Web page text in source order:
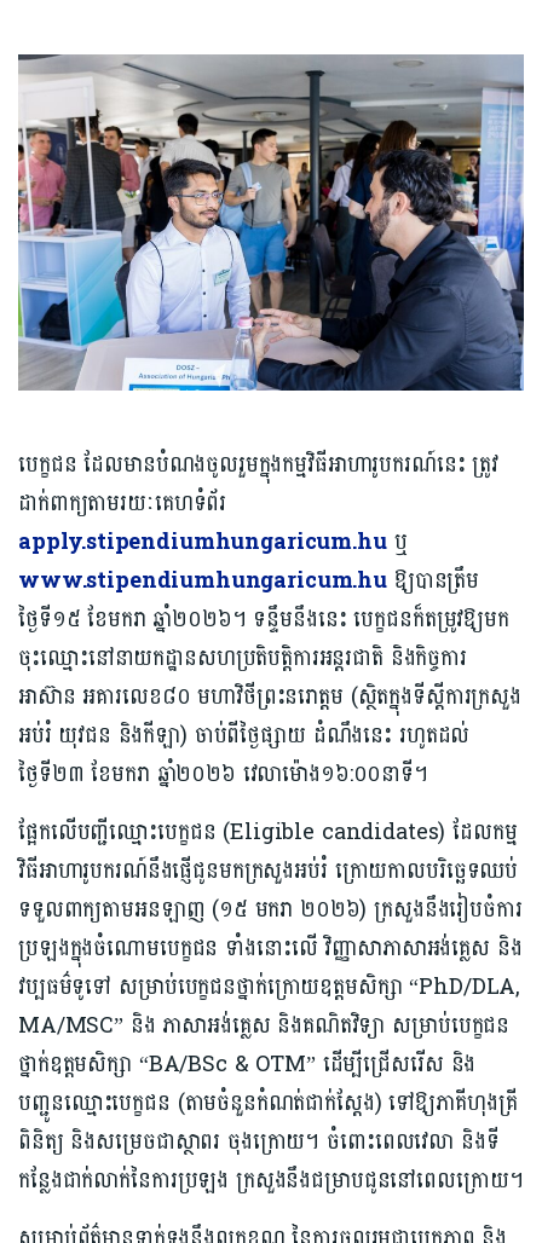
បេក្ខជន ដែលមានបំណងចូលរួមក្នុងកម្មវិធីអាហារូបករណ៍នេះ ត្រូវ
ដាក់ពាក្យតាមរយៈគេហទំព័រ
apply.stipendiumhungaricum.huឬ
www.stipendiumhungaricum.huឱ្យបានត្រឹម
ថ្ងៃទី១៥ ខែមករា ឆ្នាំ២០២៦។ ទន្ទឹមនឹងនេះ បេក្ខជនក៏តម្រូវឱ្យមក
ចុះឈ្មោះនៅនាយកដ្ឋានសហប្រតិបត្តិការអន្តរជាតិ និងកិច្ចការ
អាស៊ាន អគារលេខ៨០ មហាវិថីព្រះនរោត្តម (ស្ថិតក្នុងទីស្តីការក្រសួង
អប់រំ យុវជន និងកីឡា) ចាប់ពីថ្ងៃផ្សាយ ដំណឹងនេះ រហូតដល់
ថ្ងៃទី២៣ ខែមករា ឆ្នាំ២០២៦ វេលាម៉ោង១៦:០០នាទី។
ផ្អែកលើបញ្ជីឈ្មោះបេក្ខជន (Eligible candidates) ដែលកម្ម
វិធីអាហារូបករណ៍នឹងផ្ញើជូនមកក្រសួងអប់រំ ក្រោយកាលបរិច្ឆេទឈប់
ទទួលពាក្យតាមអនឡាញ (១៥ មករា ២០២៦) ក្រសួងនឹងរៀបចំការ
ប្រឡងក្នុងចំណោមបេក្ខជន ទាំងនោះលើ វិញ្ញាសាភាសាអង់គ្លេស និង
វប្បធម៌ទូទៅ សម្រាប់បេក្ខជនថ្នាក់ក្រោយឧត្តមសិក្សា “PhD/DLA,
MA/MSC” និង ភាសាអង់គ្លេស និងគណិតវិទ្យា សម្រាប់បេក្ខជន
ថ្នាក់ឧត្តមសិក្សា “BA/BSc & OTM” ដើម្បីជ្រើសរើស និង
បញ្ជូនឈ្មោះបេក្ខជន (តាមចំនួនកំណត់ជាក់ស្តែង) ទៅឱ្យភាគីហុងគ្រី
ពិនិត្យ និងសម្រេចជាស្ថាពរ ចុងក្រោយ។ ចំពោះពេលវេលា និងទី
កន្លែងជាក់លាក់នៃការប្រឡង ក្រសួងនឹងជម្រាបជូននៅពេលក្រោយ។